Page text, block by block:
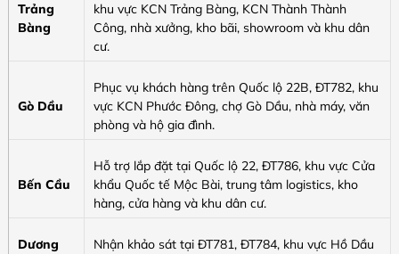
Trảng
Bàng
khu vực KCN Trảng Bàng, KCN Thành Thành
Công, nhà xưởng, kho bãi, showroom và khu dân
cư.
Gò Dầu
Phục vụ khách hàng trên Quốc lộ 22B, ĐT782, khu
vực KCN Phước Đông, chợ Gò Dầu, nhà máy, văn
phòng và hộ gia đình.
Bến Cầu
Hỗ trợ lắp đặt tại Quốc lộ 22, ĐT786, khu vực Cửa
khẩu Quốc tế Mộc Bài, trung tâm logistics, kho
hàng, cửa hàng và khu dân cư.
Dương
Nhận khảo sát tại ĐT781, ĐT784, khu vực Hồ Dầu